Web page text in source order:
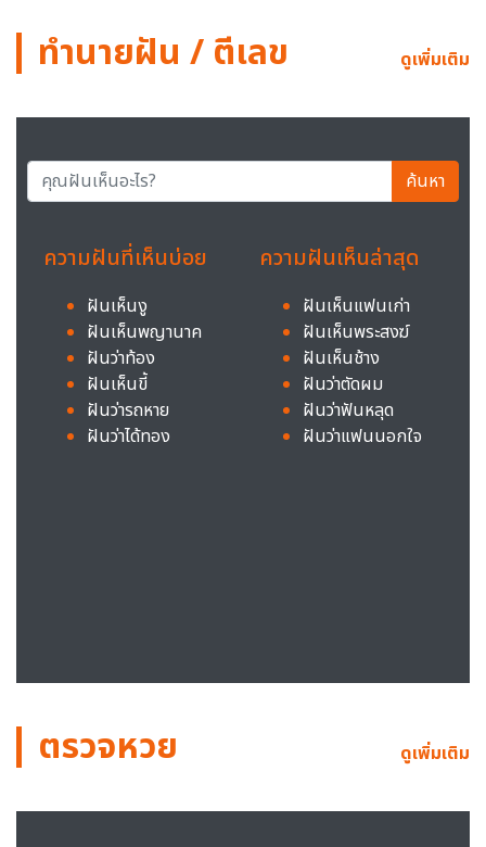
ทำนายฝัน / ตีเลข ดูเพิ่มเติม
ค้นหา
ความฝันที่เห็นบ่อย
ฝันเห็นงู
ฝันเห็นพญานาค
ฝันว่าท้อง
ฝันเห็นขี้
ฝันว่ารถหาย
ฝันว่าได้ทอง
ความฝันเห็นล่าสุด
ฝันเห็นแฟนเก่า
ฝันเห็นพระสงฆ์
ฝันเห็นช้าง
ฝันว่าตัดผม
ฝันว่าฟันหลุด
ฝันว่าแฟนนอกใจ
ตรวจหวย ดูเพิ่มเติม